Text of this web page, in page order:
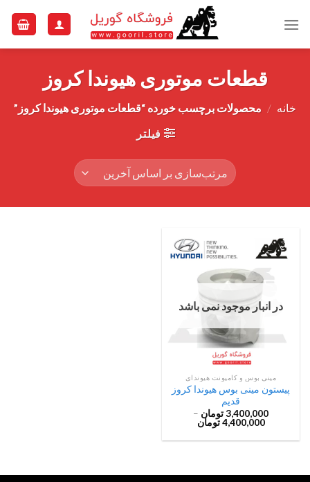
قطعات موتوری هیوندا کروز
خانه / محصولات برچسب خورده “قطعات موتوری هیوندا کروز”
فیلتر
در انبار موجود نمی باشد
مینی بوس و کامیونت هیوندای
پیستون مینی بوس هیوندا کروز
قدیم
3,400,000تومان –
4,400,000 تومان